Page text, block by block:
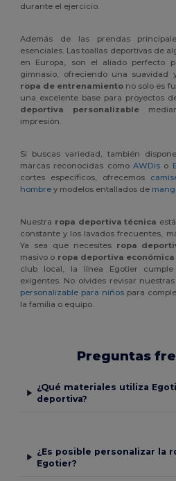
durante el ejercicio.
Además de las prendas
esenciales. Las toallas deportivas de
en Europa, son el aliado perfecto
gimnasio, ofreciendo una suavidad
ropa de entrenamiento no solo es
una excelente base para proyectos
deportiva personalizable
impresión.
Si buscas variedad, también
marcas reconocidas comoAWDis o
cortes específicos, ofrecemos
hombre y modelos entallados de
Nuestra ropa deportiva técnica
constante y los lavados frecuentes,
Ya sea que necesites ropa
masivo o ropa deportiva económica
club local, la línea Egotier
exigentes. No olvides revisar
personalizable para niños para
la familia o equipo.
Preguntas
¿Qué materiales utiliza
deportiva?
¿Es posible personalizar la
Egotier?